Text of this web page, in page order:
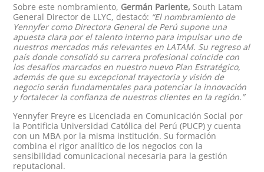
Sobre este nombramiento, Germán Pariente, South Latam
General Director de LLYC, destacó: “El nombramiento de
Yennyfer como Directora General de Perú supone una
apuesta clara por el talento interno para impulsar uno de
nuestros mercados más relevantes en LATAM. Su regreso al
país donde consolidó su carrera profesional coincide con
los desafíos marcados en nuestro nuevo Plan Estratégico,
además de que su excepcional trayectoria y visión de
negocio serán fundamentales para potenciar la innovación
y fortalecer la confianza de nuestros clientes en la región.”
Yennyfer Freyre es Licenciada en Comunicación Social por
la Pontificia Universidad Católica del Perú (PUCP) y cuenta
con un MBA por la misma institución. Su formación
combina el rigor analítico de los negocios con la
sensibilidad comunicacional necesaria para la gestión
reputacional.